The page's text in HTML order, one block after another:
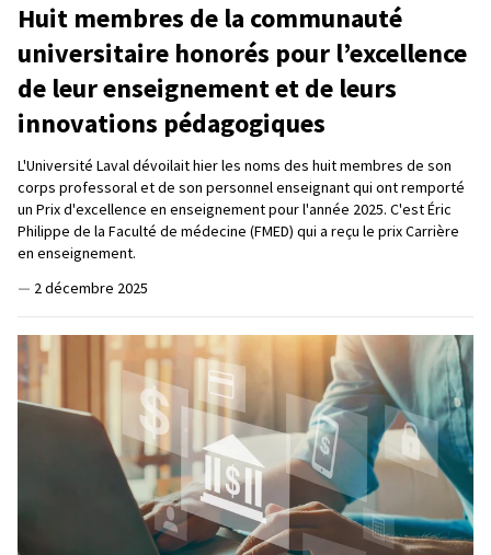
Huit membres de la communauté
universitaire honorés pour l’excellence
de leur enseignement et de leurs
innovations pédagogiques
L'Université Laval dévoilait hier les noms des huit membres de son
corps professoral et de son personnel enseignant qui ont remporté
un Prix d'excellence en enseignement pour l'année 2025. C'est Éric
Philippe de la Faculté de médecine (FMED) qui a reçu le prix Carrière
en enseignement.
— 2 décembre 2025